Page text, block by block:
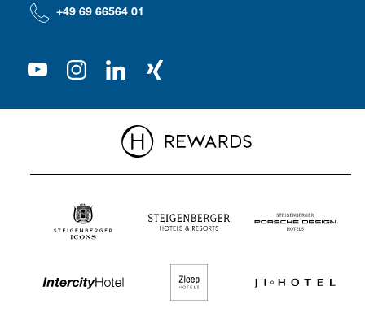
+49 69 66564 01